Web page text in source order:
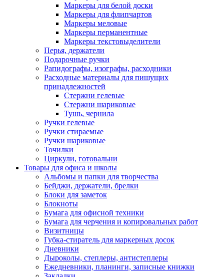
Маркеры для белой доски
Маркеры для флипчартов
Маркеры меловые
Маркеры перманентные
Маркеры текстовыделители
Перья, держатели
Подарочные ручки
Рапидографы, изографы, расходники
Расходные материалы для пишущих
принадлежностей
Стержни гелевые
Стержни шариковые
Тушь, чернила
Ручки гелевые
Ручки стираемые
Ручки шариковые
Точилки
Циркули, готовальни
Товары для офиса и школы
Альбомы и папки для творчества
Бейджи, держатели, брелки
Блоки для заметок
Блокноты
Бумага для офисной техники
Бумага для черчения и копировальных работ
Визитницы
Губка-стиратель для маркерных досок
Дневники
Дыроколы, степлеры, антистеплеры
Ежедневники, планинги, записные книжки